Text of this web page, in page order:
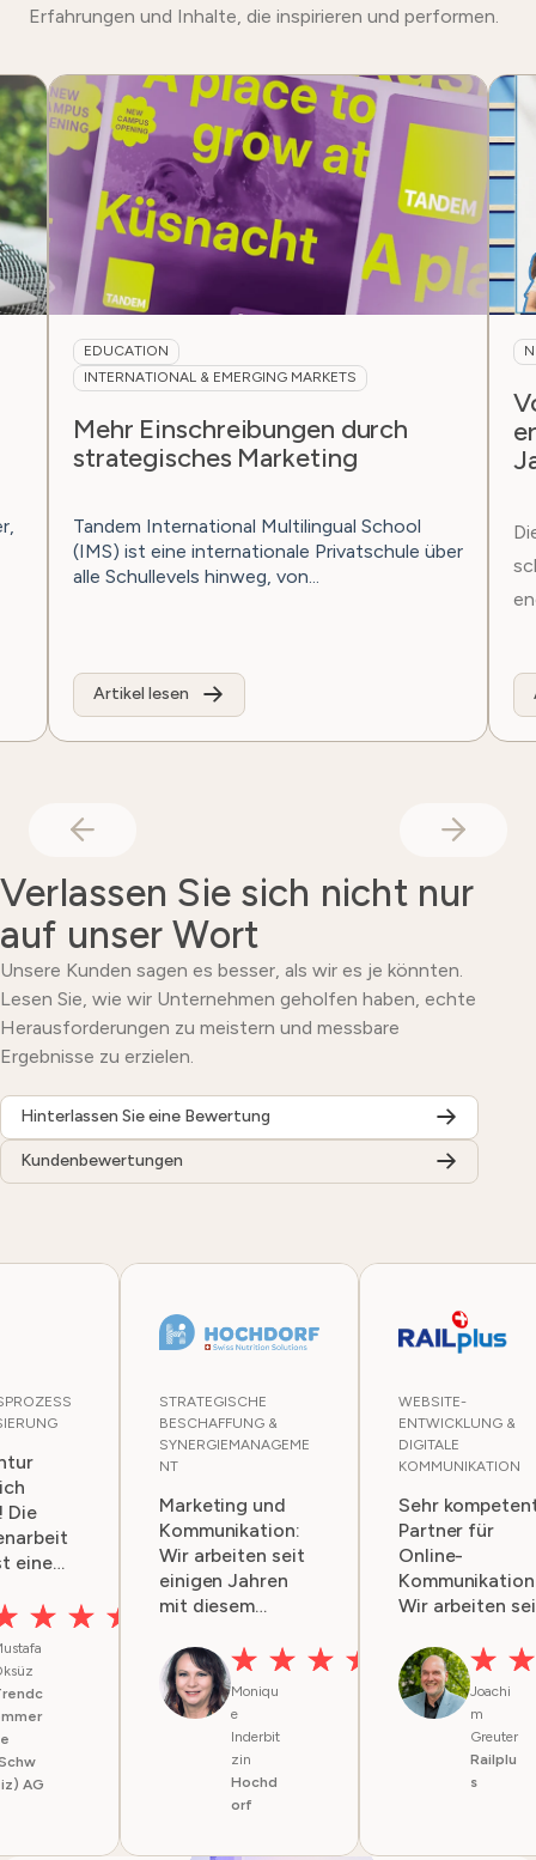
Erfahrungen und Inhalte, die inspirieren und performen.
EDUCATION
INTERNATIONAL & EMERGING MARKETS
Mehr Einschreibungen durch
strategisches Marketing
Tandem International Multilingual School
(IMS) ist eine internationale Privatschule über
alle Schullevels hinweg, von...
Artikel lesen
Verlassen Sie sich nicht nur
auf unser Wort
Unsere Kunden sagen es besser, als wir es je könnten.
Lesen Sie, wie wir Unternehmen geholfen haben, echte
Herausforderungen zu meistern und messbare
Ergebnisse zu erzielen.
Hinterlassen Sie eine Bewertung
Kundenbewertungen
Die
eine
sehr
AG
STRATEGISCHE
BESCHAFFUNG &
SYNERGIEMANAGEME
NT
Marketing und
Kommunikation:
Wir arbeiten seit
einigen Jahren
mit diesem
zusammen. Die
Dienstleistungen
sind stets sehr
professionell und
schnell. Gute
Moniqu
e
Inderbit
zin
Hochd
orf
WEBSITE-
ENTWICKLUNG &
DIGITALE
KOMMUNIKATION
Sehr
Partner für
Online-
Wir arbeiten
mit W-4
zusammen und
sind sehr
zufrieden mit
ihrer Arbeit für
uns. Das Team
Joachi
m
Greuter
Railplu
s